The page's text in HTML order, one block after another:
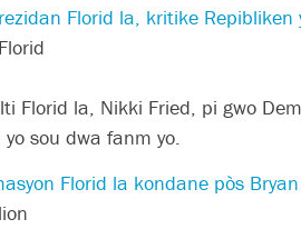
Florid la, kritike
Florid la, Nikki Fried, pi gwo
sou dwa fanm yo.
Florid la kondane pòs